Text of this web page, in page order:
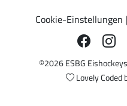
Cookie-Einstellungen |
©2026 ESBG
Lovely Coded